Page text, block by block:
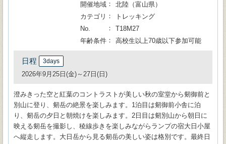
開催地域
北陸（富山県）
カテゴリ
トレッキング
No.
T18M27
年齢条件
高校生以上70歳以下参加可能
日程 3days
2026年9月25日(金)～27日(日)
澄みきった空と紅葉のコントラストが美しい秋の室堂から剱御前と
別山に登り、剱岳の絶景を楽しみます。1泊目は剱御前小舎に泊
り、剱岳の夕日と朝焼けを楽しみます。2日目は剱別山から朝日に
映える剱岳を撮影し、稜線歩きを楽しみながらランプの宿大日小屋
へ縦走します。大日岳から見る剱岳の美しい姿は格別です。最終日